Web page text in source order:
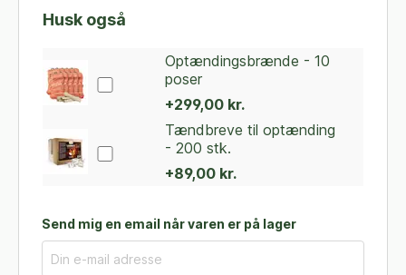
Husk også
Optændingsbrænde - 10
poser
+299,00 kr.
Tændbreve til optænding
- 200 stk.
+89,00 kr.
Send mig en email når varen er på lager